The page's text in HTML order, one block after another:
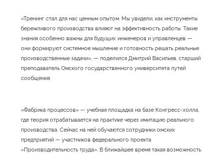
«Тренинг стал для нас ценным опытом. Мы увидели, как инструменты
бережливого производства влияют на эффективность работы. Такие
знания особенно важны для будущих инженеров и управленцев —
они формируют системное мышление и готовность решать реальные
производственные задачи», — поделился Дмитрий Васильев, старший
преподаватель Омского государственного университета путей
сообщения.
«Фабрика процессов» — учебная площадка на базе Конгресс-холла,
где теория отрабатывается на практике через имитацию реального
производства. Сейчас на ней обучаются сотрудники омских
предприятий — участников федерального проекта
«Производительность труда». В ближайшее время такая возможность